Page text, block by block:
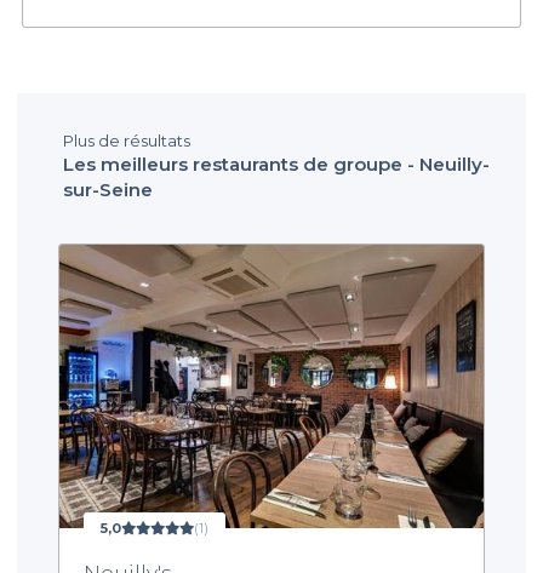
Plus de résultats
Les meilleurs restaurants de groupe - Neuilly-
sur-Seine
5,0 (1)